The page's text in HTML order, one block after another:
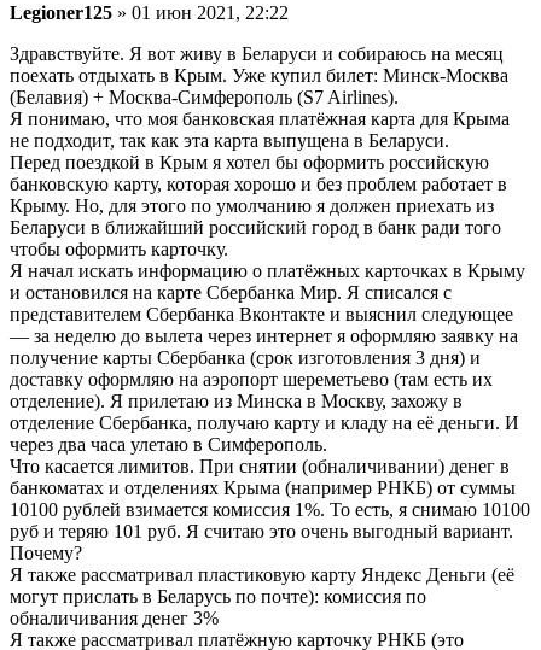
Legioner125 » 01 июн 2021, 22:22
Здравствуйте. Я вот живу в Беларуси и собираюсь на месяц
поехать отдыхать в Крым. Уже купил билет: Минск-Москва
(Белавия) + Москва-Симферополь (S7 Airlines).
Я понимаю, что моя банковская платёжная карта для Крыма
не подходит, так как эта карта выпущена в Беларуси.
Перед поездкой в Крым я хотел бы оформить российскую
банковскую карту, которая хорошо и без проблем работает в
Крыму. Но, для этого по умолчанию я должен приехать из
Беларуси в ближайший российский город в банк ради того
чтобы оформить карточку.
Я начал искать информацию о платёжных карточках в Крыму
и остановился на карте Сбербанка Мир. Я списался с
представителем Сбербанка Вконтакте и выяснил следующее
— за неделю до вылета через интернет я оформляю заявку на
получение карты Сбербанка (срок изготовления 3 дня) и
доставку оформляю на аэропорт шереметьево (там есть их
отделение). Я прилетаю из Минска в Москву, захожу в
отделение Сбербанка, получаю карту и кладу на её деньги. И
через два часа улетаю в Симферополь.
Что касается лимитов. При снятии (обналичивании) денег в
банкоматах и отделениях Крыма (например РНКБ) от суммы
10100 рублей взимается комиссия 1%. То есть, я снимаю 10100
руб и теряю 101 руб. Я считаю это очень выгодный вариант.
Почему?
Я также рассматривал пластиковую карту Яндекс Деньги (её
могут прислать в Беларусь по почте): комиссия по
обналичивания денег 3%
Я также рассматривал платёжную карточку РНКБ (это